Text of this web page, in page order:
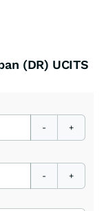
(DR) UCITS
- +
- +